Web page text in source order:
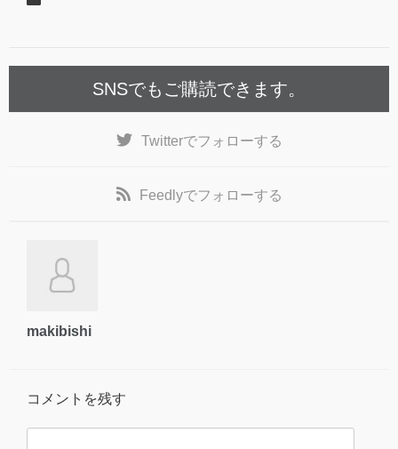
SNSでもご購読できます。
Twitterでフォローする
Feedlyでフォローする
makibishi
コメントを残す